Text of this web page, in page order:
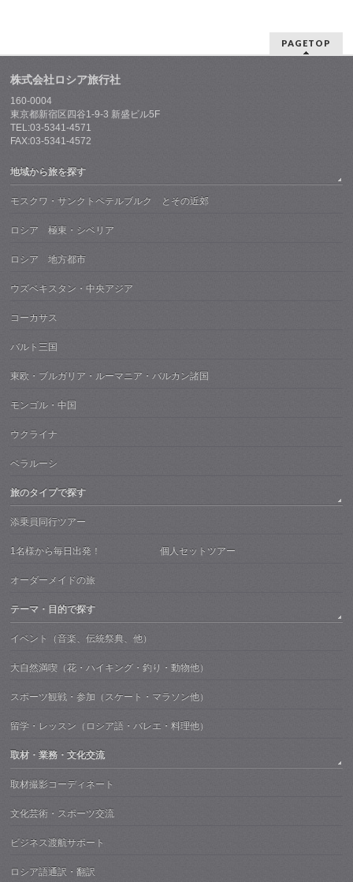
PAGETOP
株式会社ロシア旅行社
160-0004
東京都新宿区四谷1-9-3 新盛ビル5F
TEL:03-5341-4571
FAX:03-5341-4572
地域から旅を探す
モスクワ・サンクトペテルブルク とその近郊
ロシア 極東・シベリア
ロシア 地方都市
ウズベキスタン・中央アジア
コーカサス
バルト三国
東欧・ブルガリア・ルーマニア・バルカン諸国
モンゴル・中国
ウクライナ
ベラルーシ
旅のタイプで探す
添乗員同行ツアー
1名様から毎日出発！ 個人セットツアー
オーダーメイドの旅
テーマ・目的で探す
イベント（音楽、伝統祭典、他）
大自然満喫（花・ハイキング・釣り・動物他）
スポーツ観戦・参加（スケート・マラソン他）
留学・レッスン（ロシア語・バレエ・料理他）
取材・業務・文化交流
取材撮影コーディネート
文化芸術・スポーツ交流
ビジネス渡航サポート
ロシア語通訳・翻訳